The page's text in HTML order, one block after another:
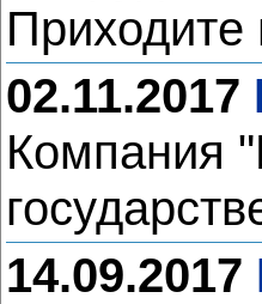
02.11.2017
Компания
14.09.2017